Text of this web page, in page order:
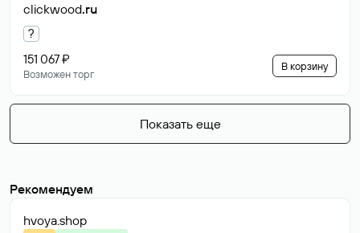
clickwood.ru
?
151 067 ₽
Возможен торг
В корзину
Показать еще
Рекомендуем
hvoya.shop